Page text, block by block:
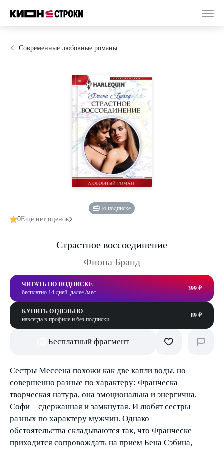
Современные любовные романы
По подписке
0Ещё нет оценок
Страстное воссоединение
Фиона Бранд
ЧИТАТЬ ПО ПОДПИСКЕ
бесплатно 14 дней, далее /мес
399 ₽
КУПИТЬ ОТДЕЛЬНО
навсегда в профиле и без подписки
89 ₽
Бесплатный фрагмент
Сестры Мессена похожи как две капли воды, но
совершенно разные по характеру: Франческа –
творческая натура, она эмоциональна и энергична,
Софи – сдержанная и замкнутая. И любят сестры
разных по характеру мужчин. Однако
обстоятельства складываются так, что Франческе
приходится сопровождать на прием Бена Сэбина,